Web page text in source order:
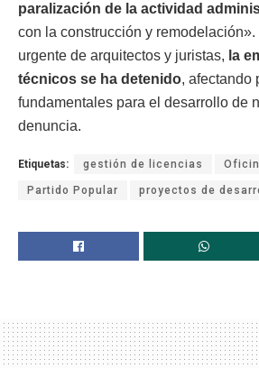
paralización de la actividad
con la construcción y
urgente de arquitectos y juristas, la
técnicos se ha detenido, afectando
fundamentales para el desarrollo de
denuncia.
Etiquetas: gestión de licencias
Partido Popular proyectos de